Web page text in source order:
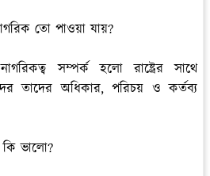
তো পাওয়া যায়?
সম্পর্ক হলো রাষ্ট্রের সাথে
তাদের অধিকার, পরিচয় ও কর্তব্য
কি ভালো?